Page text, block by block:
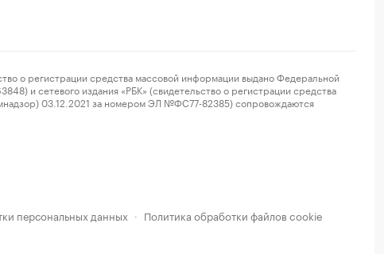
регистрации средства массовой информации выдано Федеральной
и сетевого издания «РБК» (свидетельство о регистрации средства
03.12.2021 за номером ЭЛ №ФС77-82385) сопровождаются
персональных данных · Политика обработки файлов cookie